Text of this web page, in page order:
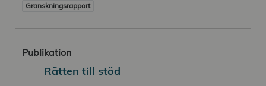
Granskningsrapport
Publikation
Rätten till stöd